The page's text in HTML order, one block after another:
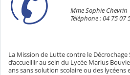
Mme Sophie Chevrin
Téléphone : 04 75 07
La Mission de Lutte contre le
d’accueillir au sein du Lycée Marius
ans sans solution scolaire ou des lycéens